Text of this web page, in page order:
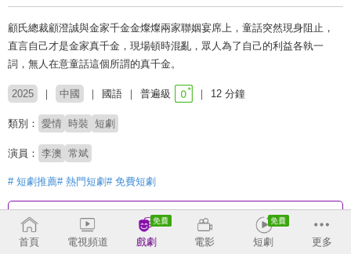
顧氏總裁顧澄誠與金家千金金燦燦兩家聯姻宴席上，童話突然現身阻止，
直言自己才是金家真千金，現場頓時混亂，眾人為了自己的利益各執一
詞，無人在意童話這個所謂的真千金。
2025 中國 國語 普遍級 12 分鐘
類別： 愛情 時裝 短劇
演員： 李澳 常斌
# 短劇推薦# 熱門短劇 # 免費短劇
收回
首頁 電視頻道 戲劇 電影 短劇 更多